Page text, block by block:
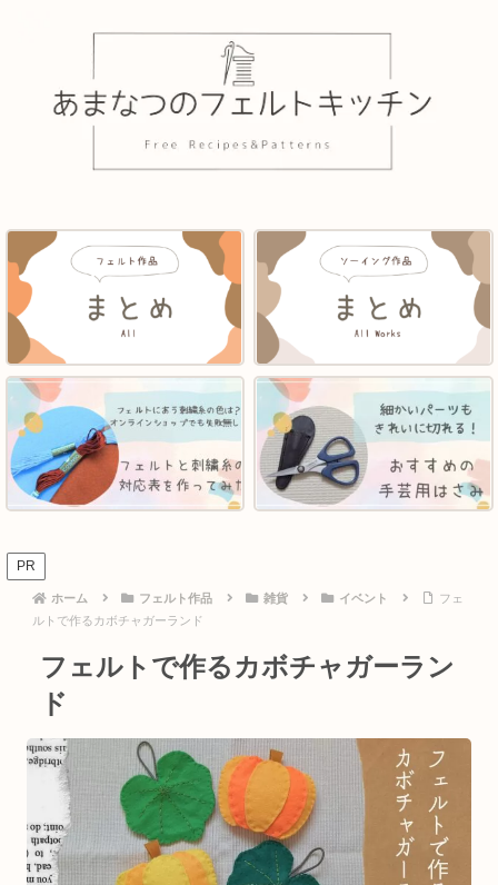
PR
ホーム フェルト作品 雑貨 イベント
フェ
ルトで作るカボチャガーランド
フェルトで作るカボチャガーラン
ド